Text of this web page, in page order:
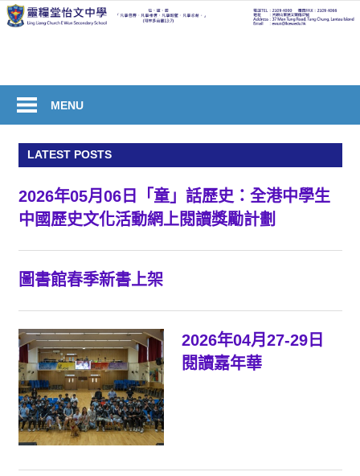
Skip
Ling
Liang
Church
Wun
Secondary
School
MENU
LATEST POSTS
2026年05月06日「童」話歷史：全港中學生
中國歷史文化活動網上閱讀獎勵計劃
圖書館春季新書上架
2026年04月27-29日
閱讀嘉年華